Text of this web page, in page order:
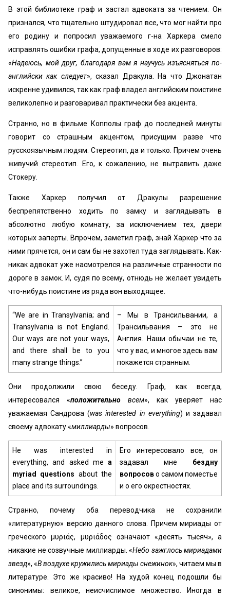
В этой библиотеке граф и застал адвоката за чтением. Он
признался, что тщательно штудировал все, что мог найти про
его родину и попросил уважаемого г-на Харкера смело
исправлять ошибки графа, допущенные в ходе их разговоров:
«Надеюсь, мой друг, благодаря вам я научусь изъясняться по-
английски как следует», сказал Дракула. На что Джонатан
искренне удивился, так как граф владел английским поистине
великолепно и разговаривал практически без акцента.
Странно, но в фильме Копполы граф до последней минуты
говорит со страшным акцентом, присущим разве что
русскоязычным людям. Стереотип, да и только. Причем очень
живучий стереотип. Его, к сожалению, не вытравить даже
Стокеру.
Также Харкер получил от Дракулы разрешение
беспрепятственно ходить по замку и заглядывать в
абсолютно любую комнату, за исключением тех, двери
которых заперты. Впрочем, заметил граф, знай Харкер что за
ними прячется, он и сам бы не захотел туда заглядывать. Как-
никак адвокат уже насмотрелся на различные странности по
дороге в замок. И, судя по всему, отнюдь не желает увидеть
что-нибудь поистине из ряда вон выходящее.
“We are in Transylvania; and
Transylvania is not England.
Our ways are not your ways,
and there shall be to you
many strange things.”
– Мы в Трансильвании, а
Трансильвания – это не
Англия. Наши обычаи не те,
что у вас, и многое здесь вам
покажется странным.
Они продолжили свою беседу. Граф, как всегда,
интересовался «положительно всем», как уверяет нас
уважаемая Сандрова (was interested in everything) и задавал
своему адвокату «миллиарды» вопросов.
He was interested in
everything, and asked me a
myriad questions about the
place and its surroundings.
Его интересовало все, он
задавал мне бездну
вопросово самом поместье
и о его окрестностях.
Странно, почему оба переводчика не сохранили
«литературную» версию данного слова. Причем мириады от
греческого μυριάς, μυριάδος означают «десять тысяч», а
никакие не созвучные миллиарды. «Небо зажглось мириадами
звезд», «В воздухе кружились мириады снежинок», читаем мы в
литературе. Это же красиво! На худой конец подошли бы
синонимы: великое, неисчислимое множество. Иногда в